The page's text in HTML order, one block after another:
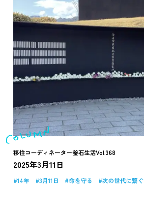
移住コーディネーター釜石生活Vol.368
2025年3月11日
14年 3月11日 命を守る 次の世代に繋ぐ